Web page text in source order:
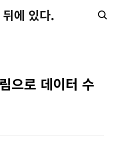
에 있다.
으로 데이터 수